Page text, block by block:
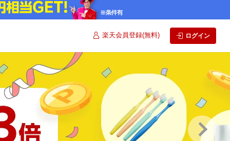
楽天会員登録(無料) ログイン